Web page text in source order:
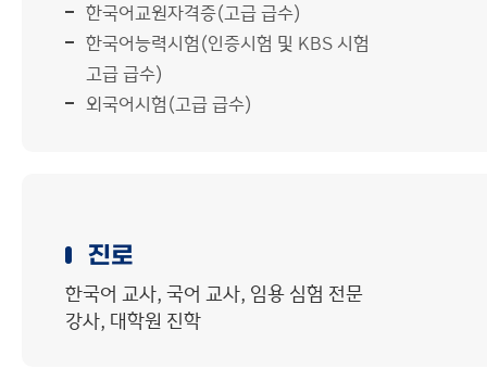
한국어교원자격증(고급 급수)
한국어능력시험(인증시험 및 KBS 시험
고급 급수)
외국어시험(고급 급수)
진로
한국어 교사, 국어 교사, 임용 심험 전문
강사, 대학원 진학